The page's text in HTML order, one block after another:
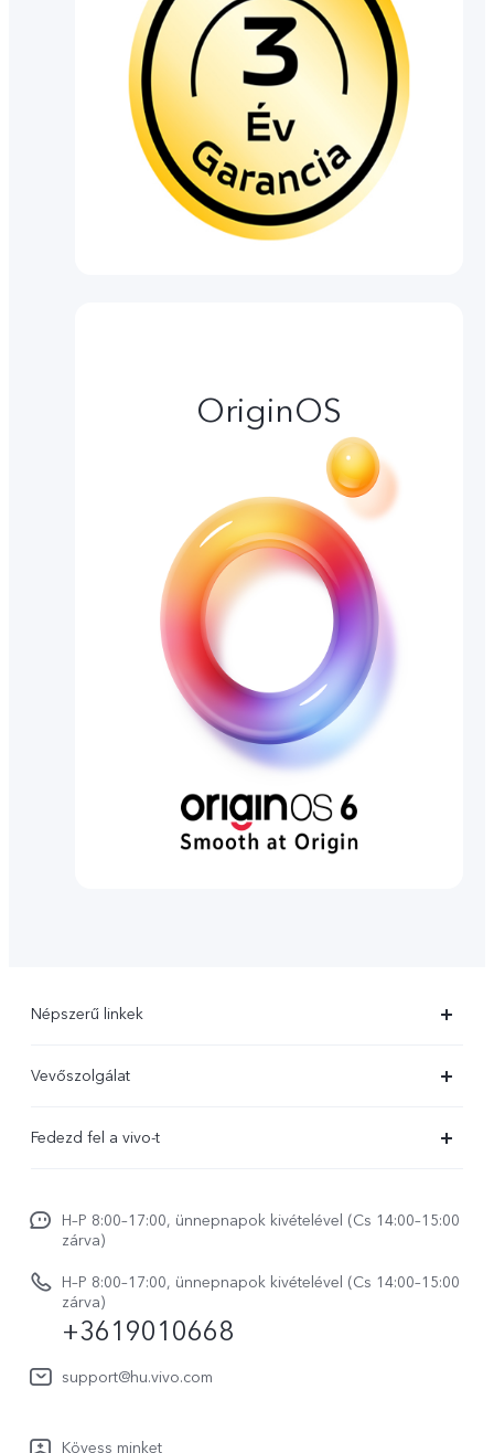
OriginOS
Népszerű linkek
X300 Pro
V70 FE
Y31 5G
vivo Buds Air3
Vevőszolgálat
Rendszerfrissítés
vivo Jótállási Politika
Vevőszolgálati adatvédelmi nyilatkozat
LUT-ok letöltése a Log helyreállításához
Fedezd fel a vivo-t
Jogi szabályozás
Rólunk
vivo Személyes Adatok Védelme
H–P 8:00–17:00, ünnepnapok kivételével (Cs 14:00–15:00
zárva)
H–P 8:00–17:00, ünnepnapok kivételével (Cs 14:00–15:00
zárva)
+3619010668
support@hu.vivo.com
Kövess minket